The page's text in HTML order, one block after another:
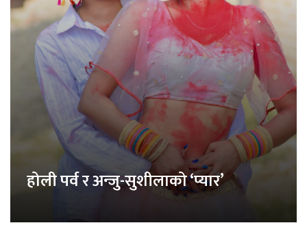
होली पर्व र अन्जु-सुशीलाको ‘प्यार’